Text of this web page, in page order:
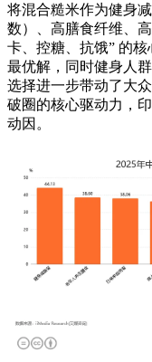
将混合糙米作为健身
数）、高膳食纤维、
卡、控糖、抗饿” 的
最优解，同时健身人
选择进一步带动了大
破圈的核心驱动力，
动因。